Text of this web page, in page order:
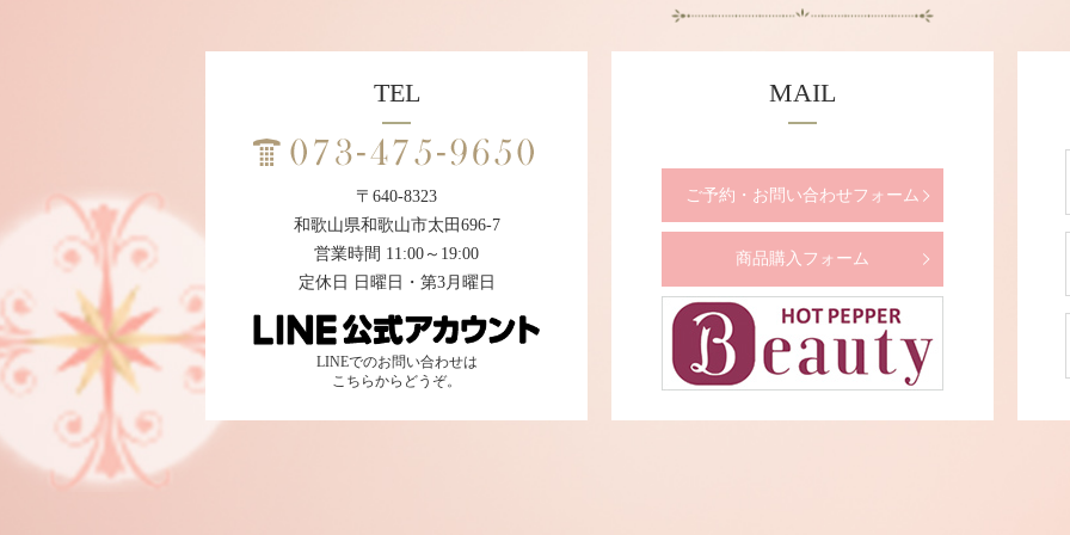
TEL
〒640-8323
和歌山県和歌山市太田696-7
営業時間 11:00～19:00
定休日 日曜日・第3月曜日
LINEでのお問い合わせは
こちらからどうぞ。
MAIL
ご予約・お問い合わせフォーム
商品購入フォーム